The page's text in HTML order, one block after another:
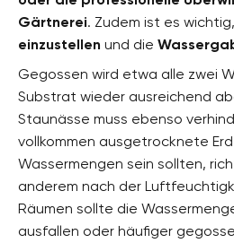
Gärtnerei. Zudem ist es
einzustellen und die
Gegossen wird etwa alle zwei
Substrat wieder ausreichend
Staunässe muss ebenso
vollkommen ausgetrocknete
Wassermengen sein sollten,
anderem nach der
Räumen sollte die
ausfallen oder häufiger